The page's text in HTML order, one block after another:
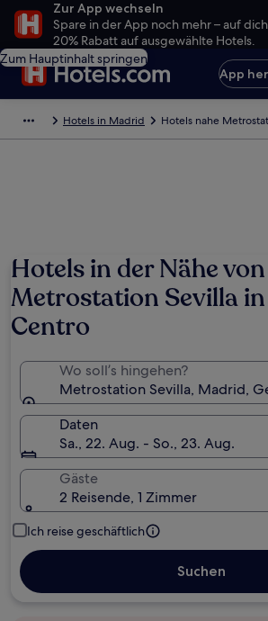
Zur App wechseln
Spare in der App noch mehr – auf
20% Rabatt auf ausgewählte Hotels.
Zum Hauptinhalt springen
App
Hotels in Madrid Hotels nahe
Hotels in der Nähe von
Metrostation Sevilla
Centro
Wo soll’s hingehen?
Metrostation Sevilla, Madrid,
Daten
Sa., 22. Aug. - So., 23. Aug.
Gäste
2 Reisende, 1 Zimmer
Ich reise geschäftlich
Suchen